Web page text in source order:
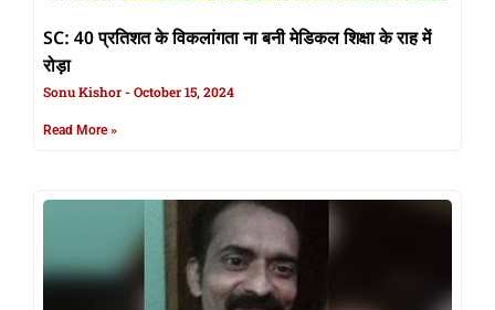
SC: 40 प्रतिशत के विकलांगता ना बनी मेडिकल शिक्षा के राह में
रोड़ा
Sonu Kishor October 15, 2024
Read More »